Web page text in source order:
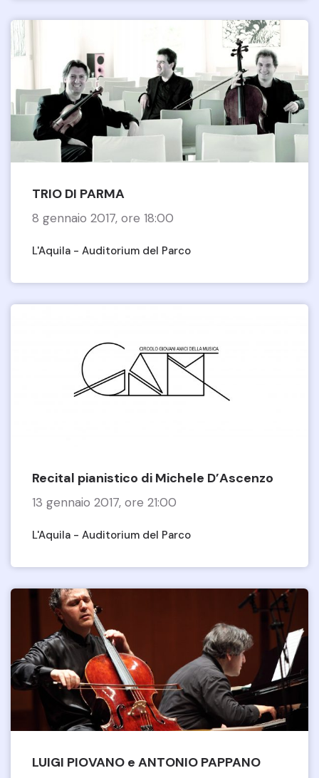
TRIO DI PARMA
8 gennaio 2017, ore 18:00
L'Aquila - Auditorium del Parco
Recital pianistico di Michele D’Ascenzo
13 gennaio 2017, ore 21:00
L'Aquila - Auditorium del Parco
LUIGI PIOVANO e ANTONIO PAPPANO